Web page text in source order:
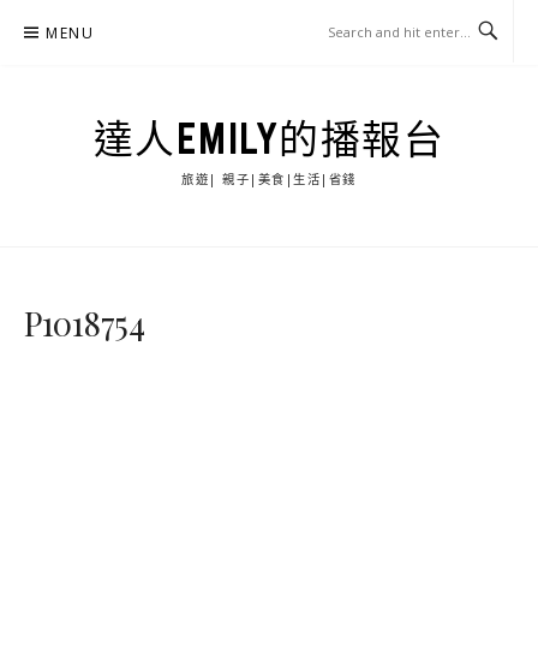
MENU
達人EMILY的播報台
旅遊| 親子|美食|生活|省錢
P1018754